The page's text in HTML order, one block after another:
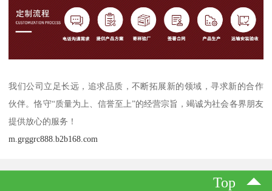
我们公司立足长远，追求品质，不断拓展新的领域，寻求新的合作
伙伴。恪守“质量为上、信誉至上”的经营宗旨，竭诚为社会各界朋友
提供放心的服务！
m.grggrc888.b2b168.com
Top